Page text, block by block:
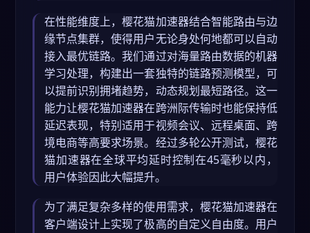
在性能维度上，樱花猫加速器结合智能路由与边
缘节点集群，使得用户无论身处何地都可以自动
接入最优链路。我们通过对海量路由数据的机器
学习处理，构建出一套独特的链路预测模型，可
以提前识别拥堵趋势，动态规划最短路径。这一
能力让樱花猫加速器在跨洲际传输时也能保持低
延迟表现，特别适用于视频会议、远程桌面、跨
境电商等高要求场景。经过多轮公开测试，樱花
猫加速器在全球平均延时控制在45毫秒以内，
用户体验因此大幅提升。
为了满足复杂多样的使用需求，樱花猫加速器在
客户端设计上实现了极高的自定义自由度。用户